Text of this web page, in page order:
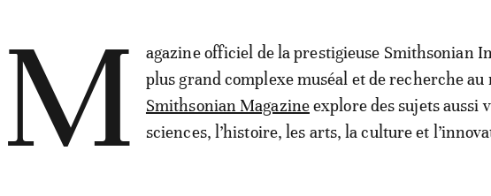
M
agazine officiel de la prestigieuse Smithsonian
plus grand complexe muséal et de recherche au
Smithsonian Magazineexplore des sujets aussi
sciences, l’histoire, les arts, la culture et